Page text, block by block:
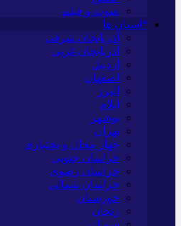
صوت و فیلم
*استان ها
آذربایجان شرقی
آذربایجان غربی
اردبیل
اصفهان
البرز
ایلام
بوشهر
تهران
چهار محال و بختیاری
خراسان جنوبی
خراسان رضوی
خراسان شمالی
خوزستان
زنجان